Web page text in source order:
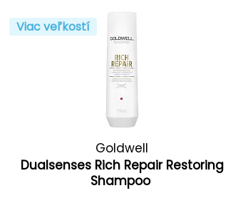
Viac veľkostí
Goldwell
Dualsenses Rich Repair Restoring
Shampoo